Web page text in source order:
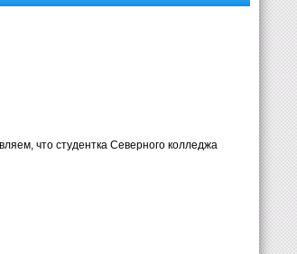
что студентка Северного колледжа